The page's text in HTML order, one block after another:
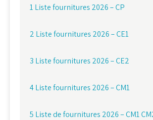
1 Liste fournitures 2026 – CP
2 Liste fournitures 2026 – CE1
3 Liste fournitures 2026 – CE2
4 Liste fournitures 2026 – CM1
5 Liste de fournitures 2026 – CM1